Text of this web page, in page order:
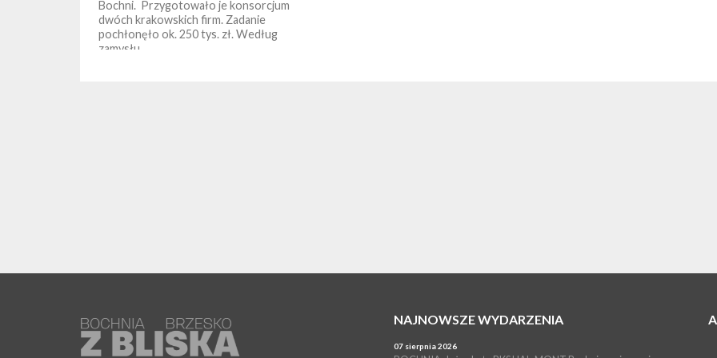
Bochni. Przygotowało je konsorcjum
dwóch krakowskich firm. Zadanie
pochłonęło ok. 250 tys. zł. Według
zamysłu...
NAJNOWSZE WYDARZENIA
07 sierpnia 2026